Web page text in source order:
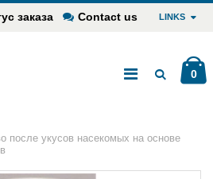
заказа Contact us LINKS
0
после укусов насекомых на основе